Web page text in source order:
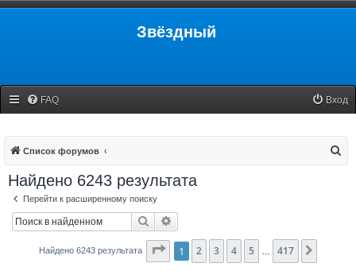
Звёздный
FAQ Вход
Список форумов
Найдено 6243 результата
Перейти к расширенному поиску
Поиск
Найдено 6243 результата Страница1 из 417
1 2 3 4 5 417